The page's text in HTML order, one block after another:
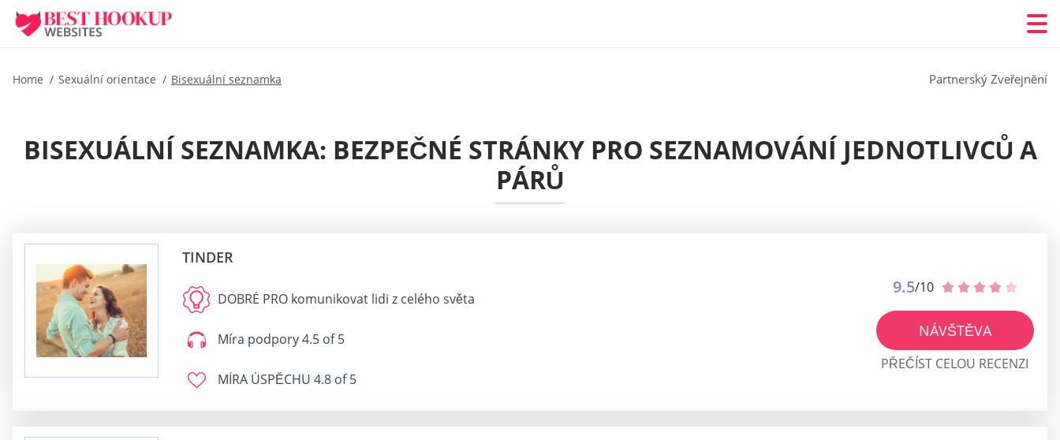
Home Sexuální orientace Bisexuální seznamka Partnerský Zveřejnění
BISEXUÁLNÍ SEZNAMKA: BEZPEČNÉ STRÁNKY PRO SEZNAMOVÁNÍ JEDNOTLIVCŮ A
PÁRŮ
TINDER
DOBRÉ PRO komunikovat lidi z celého světa
Míra podpory4.5 of 5
MÍRA ÚSPĚCHU 4.8 of 5
9.5/10
NÁVŠTĚVA
PŘEČÍST CELOU RECENZI